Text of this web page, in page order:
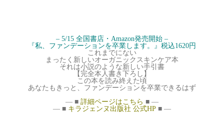
– 5/15 全国書店・Amazon発売開始 –
『私、ファンデーションを卒業します。』税込1620円
これまでにない
まったく新しいオーガニックスキンケア本
それは小説のような新しい手引書
【完全本人書き下ろし】
この本を読み終えた頃
あなたもきっと、ファンデーションを卒業できるはず
— ■ 詳細ページはこちら ■ —
— ■ キラジェンヌ出版社 公式HP ■ —